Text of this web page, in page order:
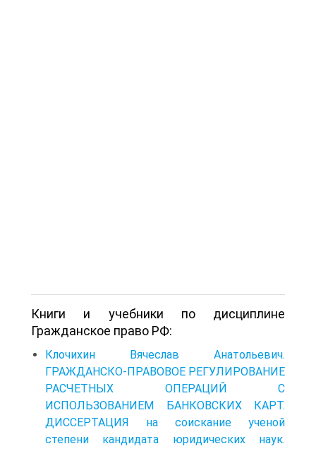
Книги и учебники по дисциплине
Гражданское право РФ:
Клочихин Вячеслав Анатольевич.
ГРАЖДАНСКО-ПРАВОВОЕ РЕГУЛИРОВАНИЕ
РАСЧЕТНЫХ ОПЕРАЦИЙ С
ИСПОЛЬЗОВАНИЕМ БАНКОВСКИХ КАРТ.
ДИССЕРТАЦИЯ на соискание ученой
степени кандидата юридических наук.